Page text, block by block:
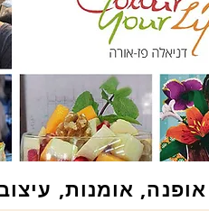
אומנות,